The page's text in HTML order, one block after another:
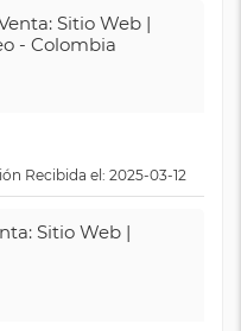
Sitio Web |
- Colombia
Recibida el: 2025-03-12
Sitio Web |